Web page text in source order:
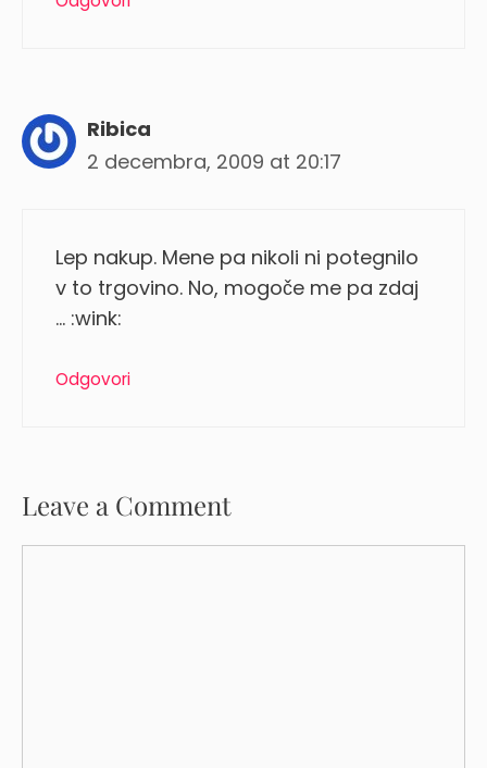
Ribica
2 decembra, 2009 at 20:17
Lep nakup. Mene pa nikoli ni potegnilo
v to trgovino. No, mogoče me pa zdaj
… :wink:
Odgovori
Leave a Comment